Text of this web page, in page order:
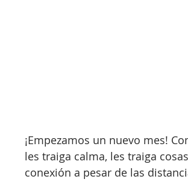
¡Empezamos un nuevo mes!
les traiga calma, les traiga
conexión a pesar de las